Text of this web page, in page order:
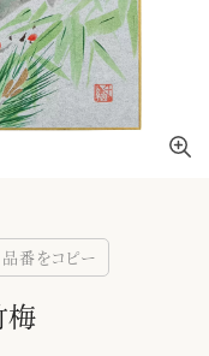
品番をコピー
梅